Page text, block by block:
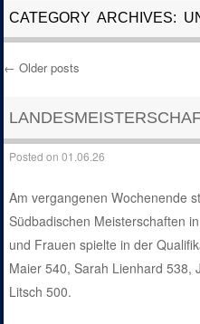
CATEGORY ARCHIVES:
← Older posts
Posted on01.06.26
Am vergangenen Wochenende
Südbadischen Meisterschaften
und Frauen spielte in der
Maier 540, Sarah Lienhard 538,
Litsch 500.